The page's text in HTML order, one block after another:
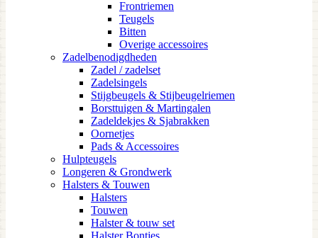
Frontriemen
Teugels
Bitten
Overige accessoires
Zadelbenodigdheden
Zadel / zadelset
Zadelsingels
Stijgbeugels & Stijbeugelriemen
Borsttuigen & Martingalen
Zadeldekjes & Sjabrakken
Oornetjes
Pads & Accessoires
Hulpteugels
Longeren & Grondwerk
Halsters & Touwen
Halsters
Touwen
Halster & touw set
Halster Bontjes